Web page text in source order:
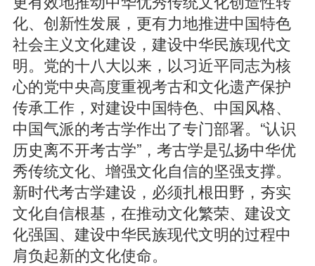
化、创新性发展，更有力地推进中国特色
社会主义文化建设，建设中华民族现代文
明。党的十八大以来，以习近平同志为核
心的党中央高度重视考古和文化遗产保护
传承工作，对建设中国特色、中国风格、
中国气派的考古学作出了专门部署。“认识
历史离不开考古学”，考古学是弘扬中华优
秀传统文化、增强文化自信的坚强支撑。
新时代考古学建设，必须扎根田野，夯实
文化自信根基，在推动文化繁荣、建设文
化强国、建设中华民族现代文明的过程中
肩负起新的文化使命。